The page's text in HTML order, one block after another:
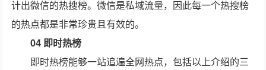
计出微信的热搜榜。微信是私域流量，因此每一个热搜榜
的热点都是非常珍贵且有效的。
04 即时热榜
即时热榜能够一站追遍全网热点，包括以上介绍的三